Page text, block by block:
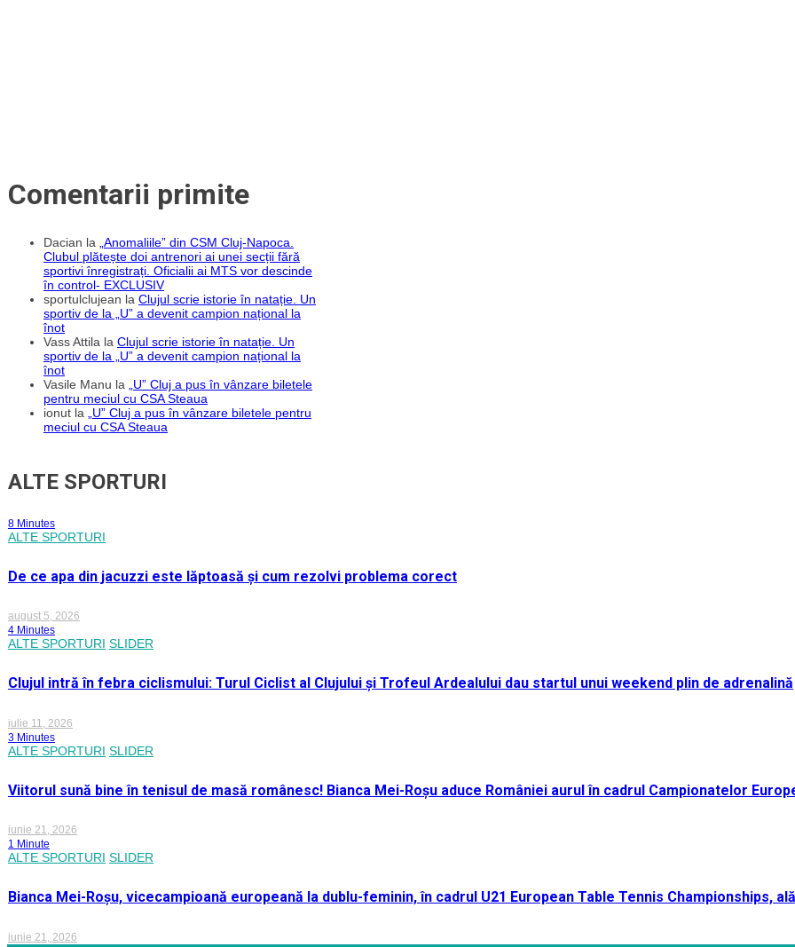
Comentarii primite
Dacian la
„Anomaliile” din CSM Cluj-Napoca.
Clubul plătește doi antrenori ai unei secții fără
sportivi înregistrați. Oficialii ai MTS vor descinde
în control- EXCLUSIV
sportulclujean la Clujul scrie istorie în natație. Un
sportiv de la „U” a devenit campion național la
înot
Vass Attila la Clujul scrie istorie în natație. Un
sportiv de la „U” a devenit campion național la
înot
Vasile Manu la
„U” Cluj a pus în vânzare biletele
pentru meciul cu CSA Steaua
ionut la
„U” Cluj a pus în vânzare biletele pentru
meciul cu CSA Steaua
ALTE SPORTURI
8 Minutes
ALTE SPORTURI
De ce apa din jacuzzi este lăptoasă și cum rezolvi problema corect
august 5, 2026
4 Minutes
ALTE SPORTURI SLIDER
Clujul intră în febra ciclismului: Turul Ciclist al Clujului și Trofeul Ardealului dau startul unui weekend plin de adrenalină
iulie 11, 2026
3 Minutes
ALTE SPORTURI SLIDER
Viitorul sună bine în tenisul de masă românesc! Bianca Mei-Roșu aduce României aurul în cadrul Campionatelor
iunie 21, 2026
1 Minute
ALTE SPORTURI SLIDER
Bianca Mei-Roșu, vicecampioană europeană la dublu-feminin, în cadrul U21 European Table Tennis Championships,
iunie 21, 2026